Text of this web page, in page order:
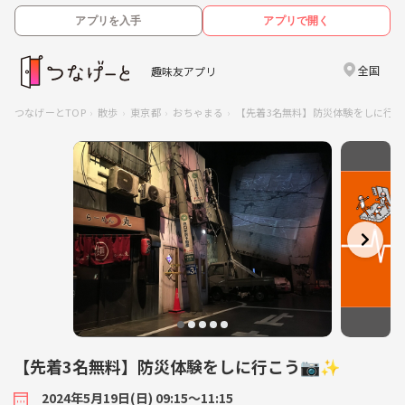
アプリを入手 アプリで開く
趣味友アプリ 全国
つなげーとTOP 散歩 東京都 おちゃまる 【先着3名無料】防災体験をしに行
【先着3名無料】防災体験をしに行こう📷✨
2024年5月19日(日) 09:15〜11:15